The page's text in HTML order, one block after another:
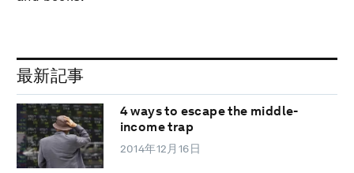
最新記事
4 ways to escape the middle-
income trap
2014年12月16日